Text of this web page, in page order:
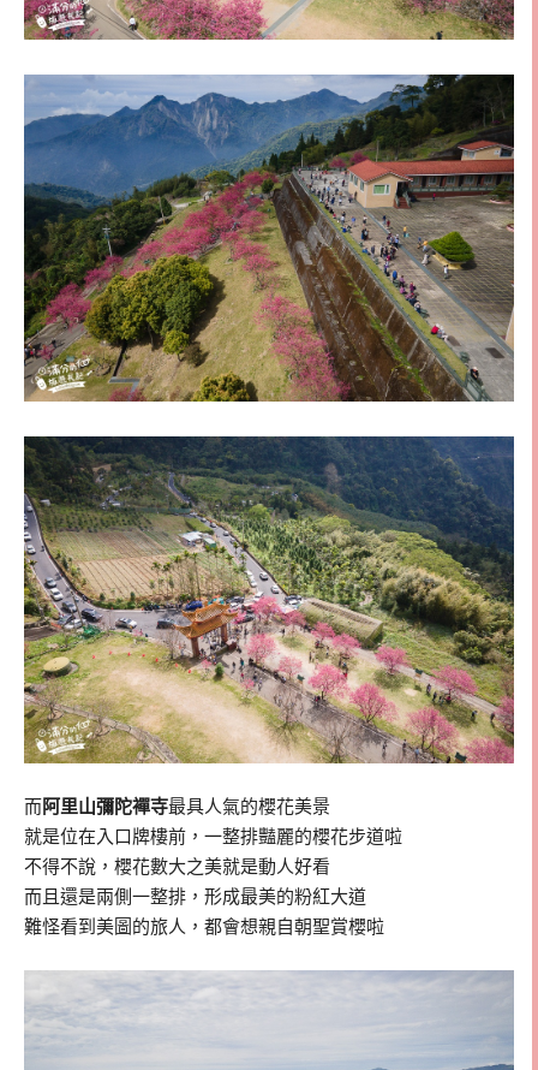
而阿里山彌陀襌寺最具人氣的櫻花美景
就是位在入口牌樓前，一整排豔麗的櫻花步道啦
不得不說，櫻花數大之美就是動人好看
而且還是兩側一整排，形成最美的粉紅大道
難怪看到美圖的旅人，都會想親自朝聖賞櫻啦